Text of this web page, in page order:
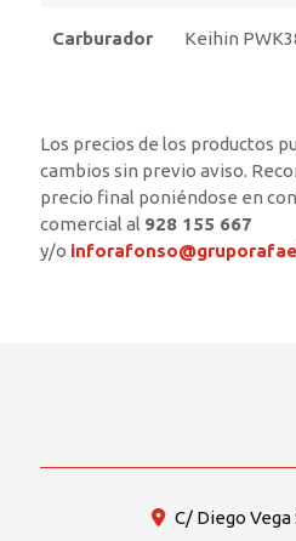
Carburador Keihin
Los precios de los productos
cambios sin previo aviso.
precio final poniéndose en
comercial al 928 155 667
y/o
C/ Diego